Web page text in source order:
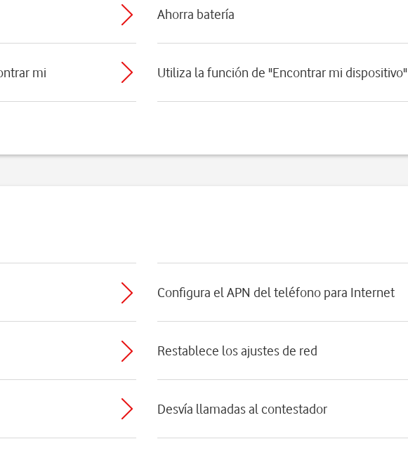
Ahorra batería
mi
Utiliza la función de "Encontrar mi dispositivo"
Configura el APN del teléfono para Internet
Restablece los ajustes de red
Desvía llamadas al contestador